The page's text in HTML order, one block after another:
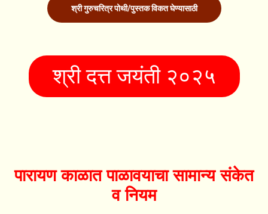
श्री गुरुचरित्र पोथी/पुस्तक विकत घेण्यासाठी
श्री दत्त जयंती २०२५
पारायण काळात पाळावयाचा सामान्य संकेत
व नियम